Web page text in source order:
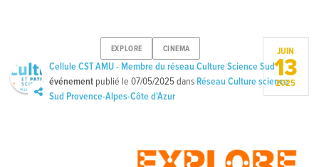
EXPLORE CINEMA
Cellule CST AMU - Membre du réseau Culture Science Sud
événement publié le07/05/2025dans Réseau Culture science
Sud Provence-Alpes-Côte d'Azur
JUIN
13
2025